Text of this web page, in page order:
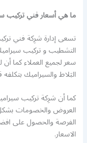
ما هي أسعار فني تركيب
تسعى إدارة شرِكة فني
التشطيب و تركيب
سعر لجميع العملاء كما
البَلاط والسيراميك
كما أن شرِكة تركيب
العروض والخصومات بشكل
الفرصة والحصول على
الاسعار.